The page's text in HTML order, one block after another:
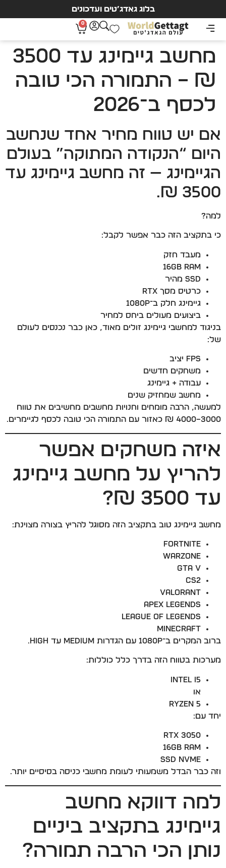
בלוג גאדג’טים ועדכונים
0
מחשב גיימינג עד 3500
₪ – התמורה הכי טובה
לכסף ב־2026
אם יש טווח מחיר אחד שנחשב
היום “הנקודה המתוקה” בעולם
הגיימינג — זה מחשב גיימינג עד
3500 ₪.
למה?
כי בתקציב הזה כבר אפשר לקבל:
מעבד חזק
16GB RAM
SSD מהיר
כרטיס מסך RTX
גיימינג חלק ב־1080P
ביצועים מעולים ביחס למחיר
בניגוד למחשבי גיימינג זולים מאוד, כאן כבר נכנסים לעולם
של:
FPS יציב
משחקים חדשים
עבודה + גיימינג
מחשב שמחזיק שנים
למעשה, הרבה מומחים וחנויות מחשבים מחשיבים את טווח
3000–4000 ₪ כאזור עם התמורה הכי טובה לכסף לגיימרים.
איזה משחקים אפשר
להריץ על מחשב גיימינג
עד 3500 ₪?
מחשב גיימינג טוב בתקציב הזה מסוגל להריץ בצורה מצוינת:
Fortnite
Warzone
GTA V
CS2
Valorant
Apex Legends
League of Legends
Minecraft
ברוב המקרים ב־1080P עם הגדרות Medium עד High.
מערכות בטווח הזה בדרך כלל כוללות:
Intel i5
או
Ryzen 5
יחד עם:
RTX 3050
16GB RAM
SSD NVMe
וזה כבר הבדל משמעותי לעומת מחשבי כניסה בסיסיים יותר.
למה דווקא מחשב
גיימינג בתקציב ביניים
נותן הכי הרבה תמורה?